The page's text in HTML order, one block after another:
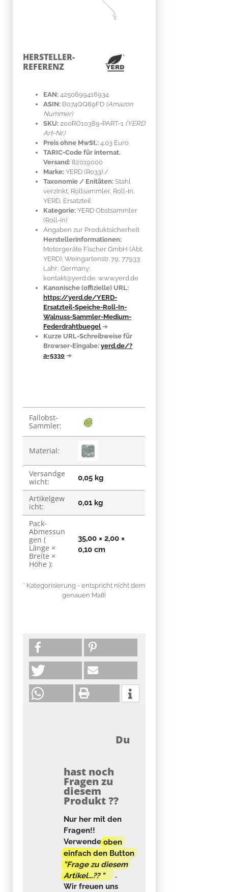
HERSTELLER-
REFERENZ
EAN: 4250699416934
ASIN: B074QQ89FD (Amazon
Nummer)
SKU: 200RO10389-PART-1 (YERD
Art-Nr.)
Preis ohne MwSt.: 4.03 Euro
TARIC-Code für internat.
Versand: 82019000
Marke: YERD (R033) /
Taxonomie / Enitäten: Stahl
verzinkt, Rollsammler, Roll-In,
YERD, Ersatzteil
Kategorie: YERD Obstsammler
(Roll-In)
Angaben zur Produktsicherheit
Herstellerinformationen:
Motorgeräte Fischer GmbH (Abt.
YERD); Weingartenstr. 79; 77933
Lahr; Germany;
kontakt@yerd.de; www.yerd.de
Kanonische (offizielle) URL:
https://yerd.de/YERD-
Ersatzteil-Speiche-Roll-In-
Walnuss-Sammler-Medium-
Federdrahtbuegel ➔
Kurze URL-Schreibweise für
Browser-Eingabe: yerd.de/?
a=5330 ➔
Produkteigenschaft
Wert
Fallobst-
Sammler:
Material:
Versandge
wicht:
0,05 kg
Artikelgew
icht:
0,01 kg
Pack-
Abmessun
gen (
Länge ×
Breite ×
Höhe ):
35,00 × 2,00 ×
0,10 cm
* Kategorisierung - entspricht nicht dem
genauen Maß!
Du
hast noch
Fragen zu
diesem
Produkt ??
Nur her mit den
Fragen!!
Verwendeoben
einfach den Button
"Frage zu diesem
Artikel...?? "
.
Wir freuen uns